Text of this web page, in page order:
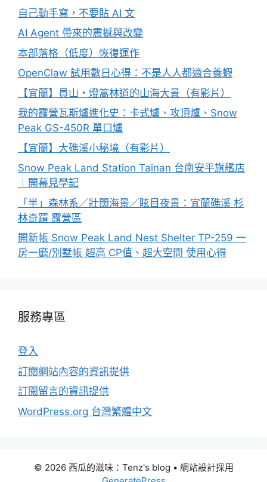
自己動手寫，不要貼 AI 文
AI Agent 帶來的震撼與改變
本部落格（低度）恢復運作
OpenClaw 試用數日心得：不是人人都適合養蝦
【宜蘭】員山・燈篙林道的山海大景（有影片）
我的露營瓦斯爐進化史：卡式爐、攻頂爐、Snow
Peak GS-450R 單口爐
【宜蘭】大礁溪小秘境（有影片）
Snow Peak Land Station Tainan 台南安平旗艦店
｜開幕見學記
「半」森林系／壯闊海景／眩目夜景：宜蘭礁溪 杉
林奇蹟 露營區
開新帳 Snow Peak Land Nest Shelter TP-259 一
房一廳/別墅帳 超高 CP值、超大空間 使用心得
服務專區
登入
訂閱網站內容的資訊提供
訂閱留言的資訊提供
WordPress.org 台灣繁體中文
© 2026 西瓜的滋味：Tenz's blog • 網站設計採用